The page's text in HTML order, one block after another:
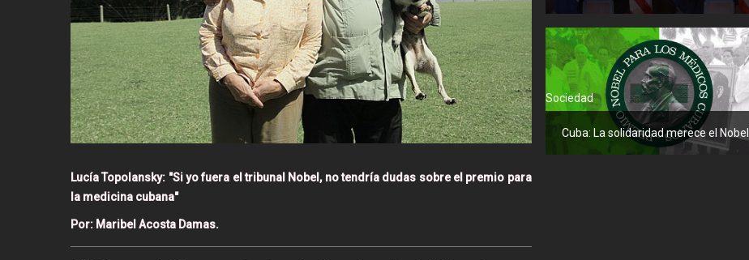
Lucía Topolansky: "Si yo fuera el tribunal Nobel, no tendría dudas sobre el premio para
la medicina cubana"
Por: Maribel Acosta Damas.
Sociedad
Cuba: La solidaridad merece el Nobel